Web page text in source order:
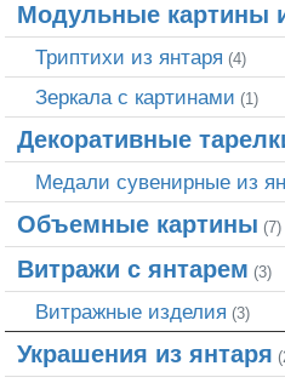
Модульные картины
Триптихи из янтаря (4)
Зеркала с картинами (1)
Декоративные
Медали сувенирные из
Объемные картины (7)
Витражи с янтарем (3)
Витражные изделия (3)
Украшения из янтаря